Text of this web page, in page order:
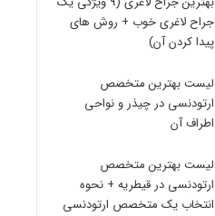
جراح لاغری خوب + روش های
پیدا کردن آن)
لیست بهترین متخصص
ارتودنسی در چیذر و نواحی
اطراف آن
لیست بهترین متخصص
ارتودنسی در قیطریه + نحوه
انتخاب یک متخصص ارتودنسی